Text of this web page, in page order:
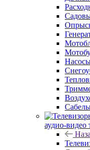
аудио-видео